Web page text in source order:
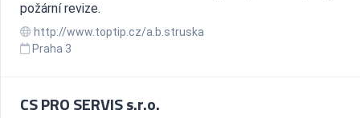
požární revize.
http://www.toptip.cz/a.b.struska
Praha 3
CS PRO SERVIS s.r.o.